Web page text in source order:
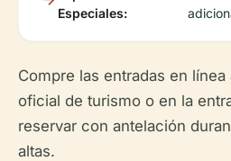
Especiales:
Compre las entradas en
oficial de turismo o en la
reservar con antelación
altas.